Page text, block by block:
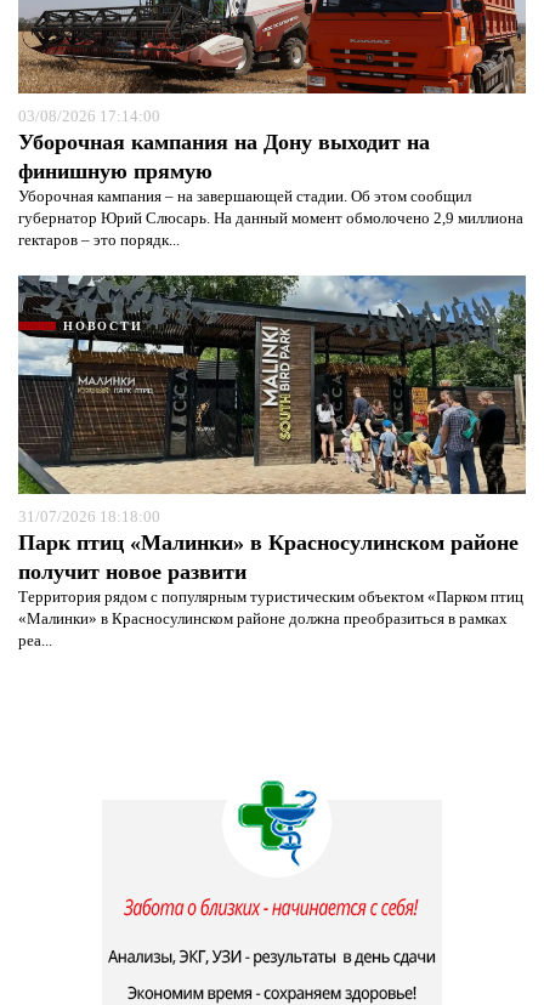
03/08/2026 17:14:00
Уборочная кампания на Дону выходит на
финишную прямую
Уборочная кампания – на завершающей стадии. Об этом сообщил
губернатор Юрий Слюсарь. На данный момент обмолочено 2,9 миллиона
гектаров – это порядк...
НОВОСТИ
31/07/2026 18:18:00
Парк птиц «Малинки» в Красносулинском районе
получит новое развити
Территория рядом с популярным туристическим объектом «Парком птиц
«Малинки» в Красносулинском районе должна преобразиться в рамках
реа...